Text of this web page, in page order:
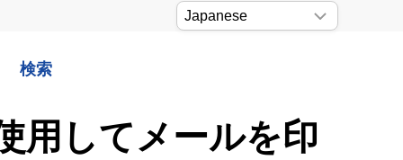
検索
用してメールを印